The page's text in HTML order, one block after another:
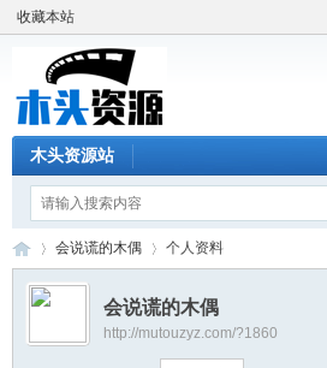
收藏本站
木头资源站
›
会说谎的木偶 个人资料
会说谎的木偶
http://mutouzyz.com/?1860